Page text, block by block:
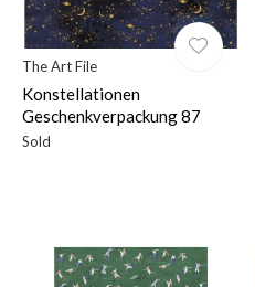
The Art File
Konstellationen
Geschenkverpackung 87
Sold